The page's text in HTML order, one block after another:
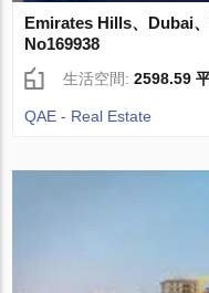
Emirates Hills、Dubai
No169938
生活空間:2598.59
QAE - Real Estate